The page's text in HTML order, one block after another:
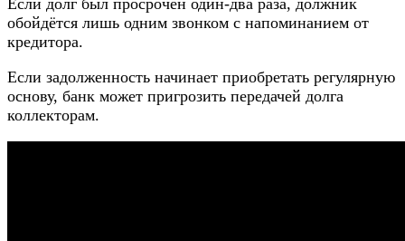
обойдётся лишь одним звонком с напоминанием от
кредитора.
Если задолженность начинает приобретать регулярную
основу, банк может пригрозить передачей долга
коллекторам.